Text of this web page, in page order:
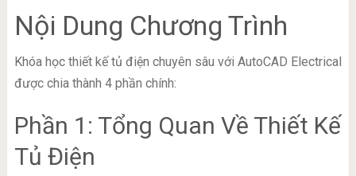
Nội Dung Chương Trình
Khóa học thiết kế tủ điện chuyên sâu với AutoCAD Electrical
được chia thành 4 phần chính:
Phần 1: Tổng Quan Về Thiết Kế
Tủ Điện